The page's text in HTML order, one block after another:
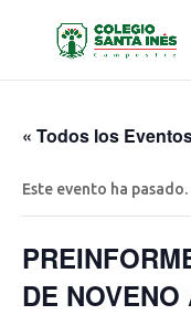
« Todos los
Este evento ha pasado.
DE NOVENO